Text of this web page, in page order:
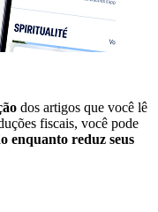
dos artigos que você lê
fiscais, você pode
enquanto reduz seus